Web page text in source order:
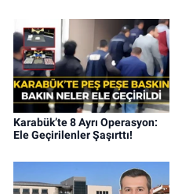
Karabük’te 8 Ayrı Operasyon:
Ele Geçirilenler Şaşırttı!